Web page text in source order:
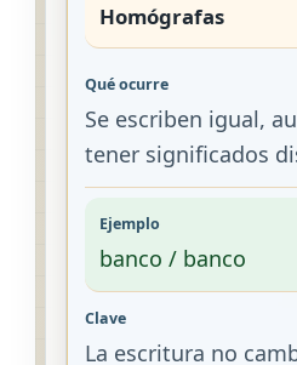
Homógrafas
Se escriben igual,
tener significados
banco / banco
La escritura no